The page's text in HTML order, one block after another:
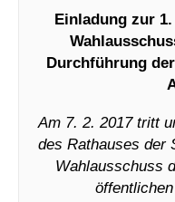
Einladung zur
Durchführung
Am 7. 2. 2017 tritt
des Rathauses der
Wahlausschuss